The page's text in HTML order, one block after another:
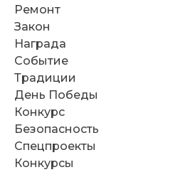
Ремонт
Закон
Награда
Событие
Традиции
День Победы
Конкурс
Безопасность
Спецпроекты
Конкурсы